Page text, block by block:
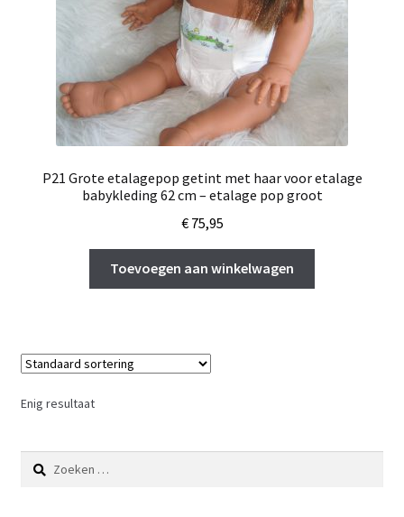
P21 Grote etalagepop getint met haar voor etalage
babykleding 62 cm – etalage pop groot
€75,95
Toevoegen aan winkelwagen
Enig resultaat
Zoeken
naar: